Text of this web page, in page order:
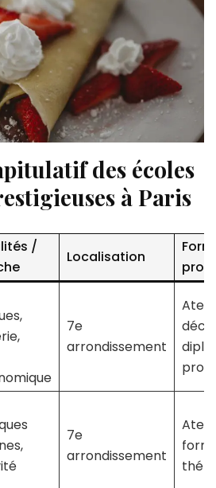
des écoles
à Paris
/
Localisation
7e
arrondissement
7e
arrondissement